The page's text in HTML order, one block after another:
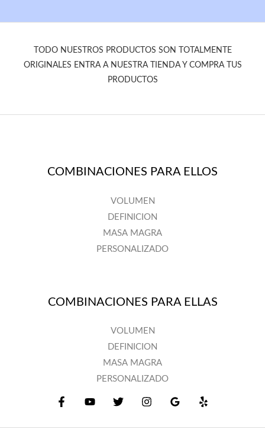
TODO NUESTROS PRODUCTOS SON TOTALMENTE
ORIGINALES ENTRA A NUESTRA TIENDA Y COMPRA TUS
PRODUCTOS
COMBINACIONES PARA ELLOS
VOLUMEN
DEFINICION
MASA MAGRA
PERSONALIZADO
COMBINACIONES PARA ELLAS
VOLUMEN
DEFINICION
MASA MAGRA
PERSONALIZADO